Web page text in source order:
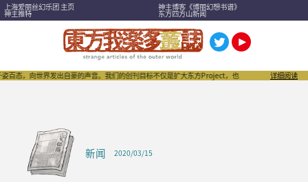
上海爱丽丝幻乐团 主页 神主博客《博丽幻想书谱》
神主推特 东方四方山新闻
发出自豪的声音。我们的创刊目标不仅是扩大东方Project，也希望成为刺激“同人文化”进一步
详细阅读
新闻 2020/03/15